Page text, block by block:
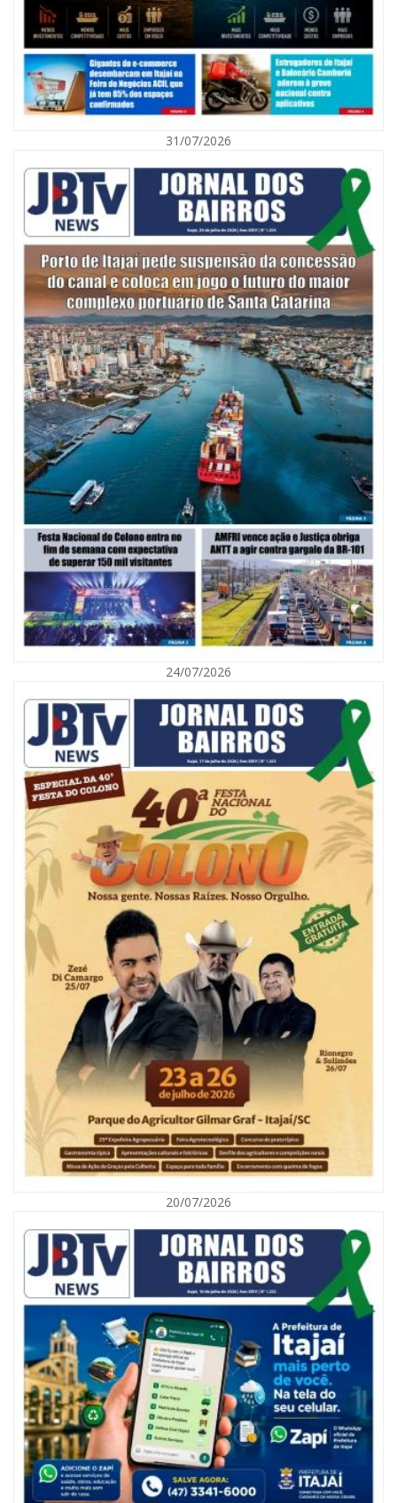
Itajaí avança na implantação do Método Wolbachia para o combate à
ITAPEMA
05/08/2026 | 07:00
Viva Praia terá edição especial de Dia dos Pais com atrações para toda a
NAVEGANTES
05/08/2026 | 07:00
Refis 2026 oferece opções de pagamentos com descontos
BALNEÁRIO CAMBORIÚ
31/07/2026
24/07/2026
20/07/2026